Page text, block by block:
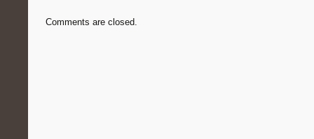
Comments are closed.